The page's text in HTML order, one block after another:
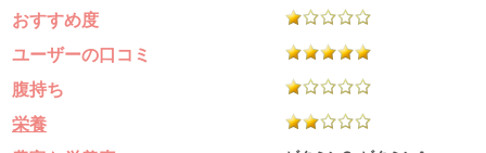
おすすめ度
ユーザーの口コミ
腹持ち
栄養